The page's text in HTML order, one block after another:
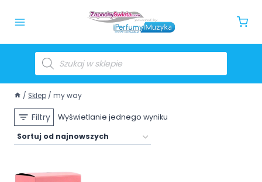
/ Sklep / my way
Filtry Wyświetlanie jednego wyniku